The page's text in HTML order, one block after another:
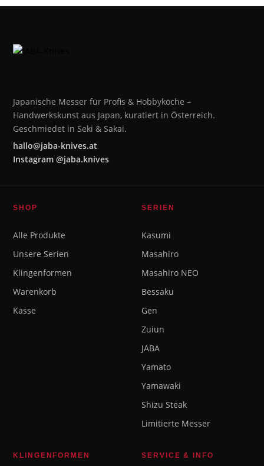
Japanische Messer für Profis & Hobbyköche –
Handwerkskunst aus Japan, kuratiert in Österreich.
Geschmiedet in Seki & Sakai.
hallo@jaba-knives.at
Instagram @jaba.knives
SHOP
Alle Produkte
Unsere Serien
Klingenformen
Warenkorb
Kasse
SERIEN
Kasumi
Masahiro
Masahiro NEO
Bessaku
Gen
Zuiun
JABA
Yamato
Yamawaki
Shizu Steak
Limitierte Messer
KLINGENFORMEN SERVICE & INFO